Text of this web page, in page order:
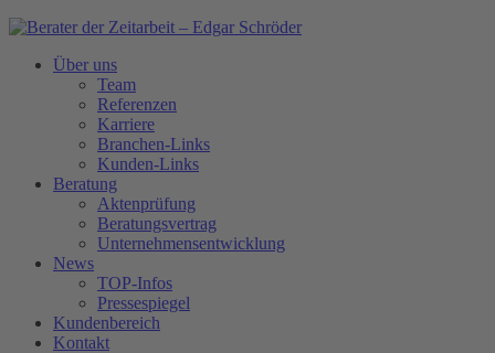
Über uns
Team
Referenzen
Karriere
Branchen-Links
Kunden-Links
Beratung
Aktenprüfung
Beratungsvertrag
Unternehmensentwicklung
News
TOP-Infos
Pressespiegel
Kundenbereich
Kontakt